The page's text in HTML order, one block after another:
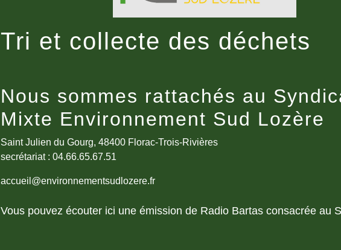
Tri et collecte des déchets
Nous sommes rattachés au
Mixte Environnement Sud Lozère
Saint Julien du Gourg, 48400 Florac-Trois-Rivières
secrétariat : 04.66.65.67.51
accueil@environnementsudlozere.fr
Vous pouvez écouter ici une émission de Radio Bartas consacrée au